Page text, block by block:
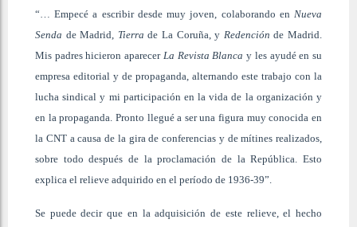
“… Empecé a escribir desde muy joven, colaborando en Nueva
Senda de Madrid, Tierra de La Coruña, y Redención de Madrid.
Mis padres hicieron aparecer La Revista Blanca y les ayudé en su
empresa editorial y de propaganda, alternando este trabajo con la
lucha sindical y mi participación en la vida de la organización y
en la propaganda. Pronto llegué a ser una figura muy conocida en
la CNT a causa de la gira de conferencias y de mítines realizados,
sobre todo después de la proclamación de la República. Esto
explica el relieve adquirido en el período de 1936-39”.
Se puede decir que en la adquisición de este relieve, el hecho